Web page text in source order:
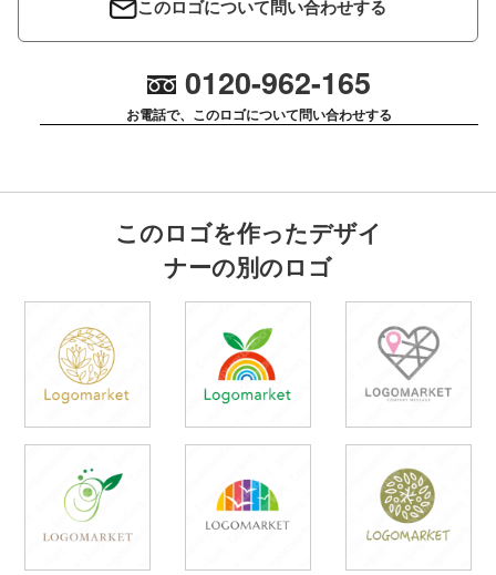
このロゴについて問い合わせする
0120-962-165
お電話で、このロゴについて問い合わせする
このロゴを作ったデザイ
ナーの別のロゴ